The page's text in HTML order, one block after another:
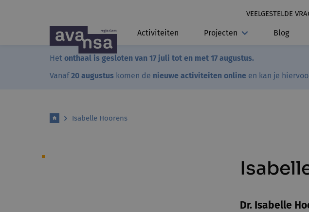
VEELGESTELDE
Activiteiten Projecten Blog
Het onthaal is gesloten van 17 juli tot en met 17 augustus.
Vanaf20 augustus komen de nieuwe activiteiten online en kan je
Isabelle Hoorens
Dr. Isabelle